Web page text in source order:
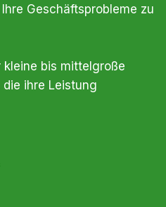
Geschäftsprobleme zu
kleine bis mittelgroße
ihre Leistung